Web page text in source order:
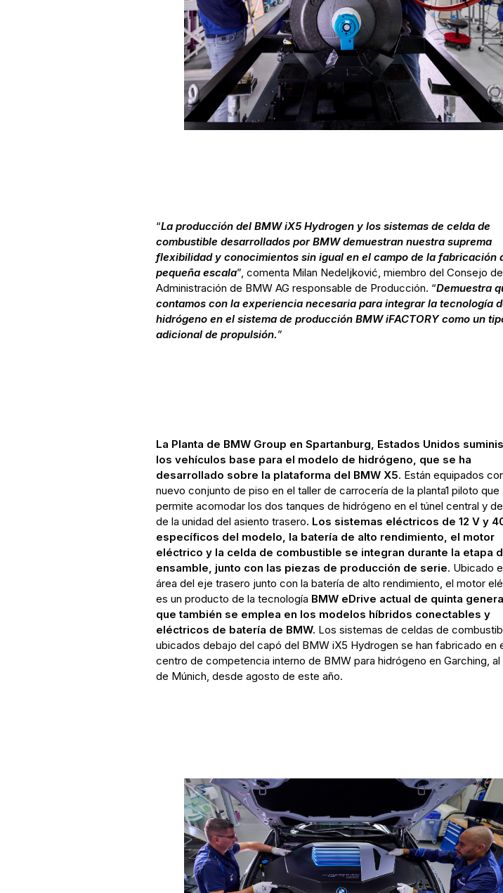
“La producción del BMW iX5 Hydrogen y los sistemas de celda de
combustible desarrollados por BMW demuestran nuestra suprema
flexibilidad y conocimientos sin igual en el campo de la fabricación
pequeña escala”, comenta Milan Nedeljković, miembro del Consejo de
Administración de BMW AG responsable de Producción. “Demuestra
contamos con la experiencia necesaria para integrar la tecnología
hidrógeno en el sistema de producción BMW iFACTORY como un
adicional de propulsión.”
La Planta de BMW Group en Spartanburg, Estados Unidos
los vehículos base para el modelo de hidrógeno, que se ha
desarrollado sobre la plataforma del BMW X5. Están equipados
nuevo conjunto de piso en el taller de carrocería de la planta1 piloto que
permite acomodar los dos tanques de hidrógeno en el túnel central y
de la unidad del asiento trasero. Los sistemas eléctricos de 12 V y
específicos del modelo, la batería de alto rendimiento, el motor
eléctrico y la celda de combustible se integran durante la etapa
ensamble, junto con las piezas de producción de serie. Ubicado
área del eje trasero junto con la batería de alto rendimiento, el motor
es un producto de la tecnología BMW eDrive actual de quinta
que también se emplea en los modelos híbridos conectables y
eléctricos de batería de BMW. Los sistemas de celdas de
ubicados debajo del capó del BMW iX5 Hydrogen se han fabricado en
centro de competencia interno de BMW para hidrógeno en Garching, al
de Múnich, desde agosto de este año.